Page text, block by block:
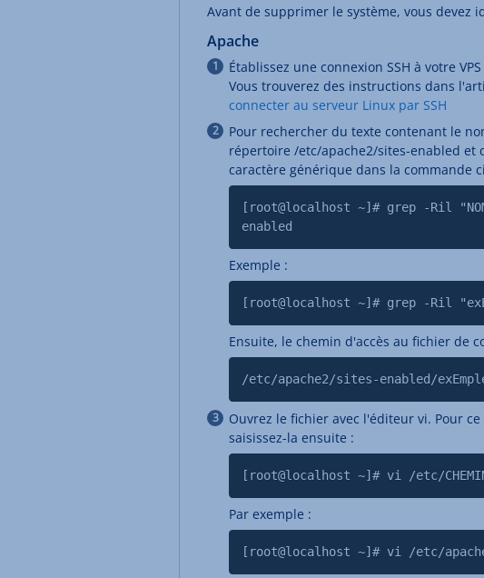
Avant de supprimer le système, vous devez
Apache
Établissez une connexion SSH à votre
Vous trouverez des instructions dans
connecter au serveur Linux par SSH
Pour rechercher du texte contenant le
répertoire /etc/apache2/sites-enabled et
caractère générique dans la commande
[root@localhost ~]# grep -Ril
enabled
Exemple :
[root@localhost ~]# grep -Ril
Ensuite, le chemin d'accès au fichier de
/etc/apache2/sites-enabled/
Ouvrez le fichier avec l'éditeur vi. Pour
saisissez-la ensuite :
[root@localhost ~]# vi /etc/CHEMIN/
Par exemple :
[root@localhost ~]# vi /etc/